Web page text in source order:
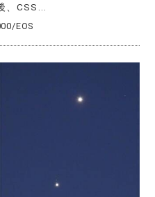
CSS...
/EOS